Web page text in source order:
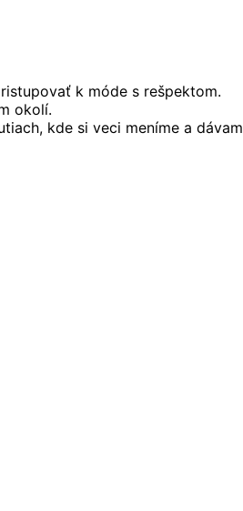
k móde s rešpektom.
okolí.
kde si veci meníme a